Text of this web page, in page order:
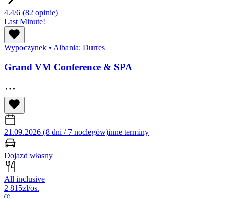
4.4/6 (82 opinie)
Last Minute!
Wypoczynek • Albania: Durres
Grand VM Conference & SPA
21.09.2026 (8 dni / 7 noclegów)inne terminy
Dojazd własny
All inclusive
2 815zł/os.